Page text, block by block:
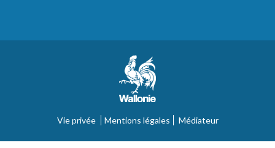
Vie privée Mentions légales Médiateur